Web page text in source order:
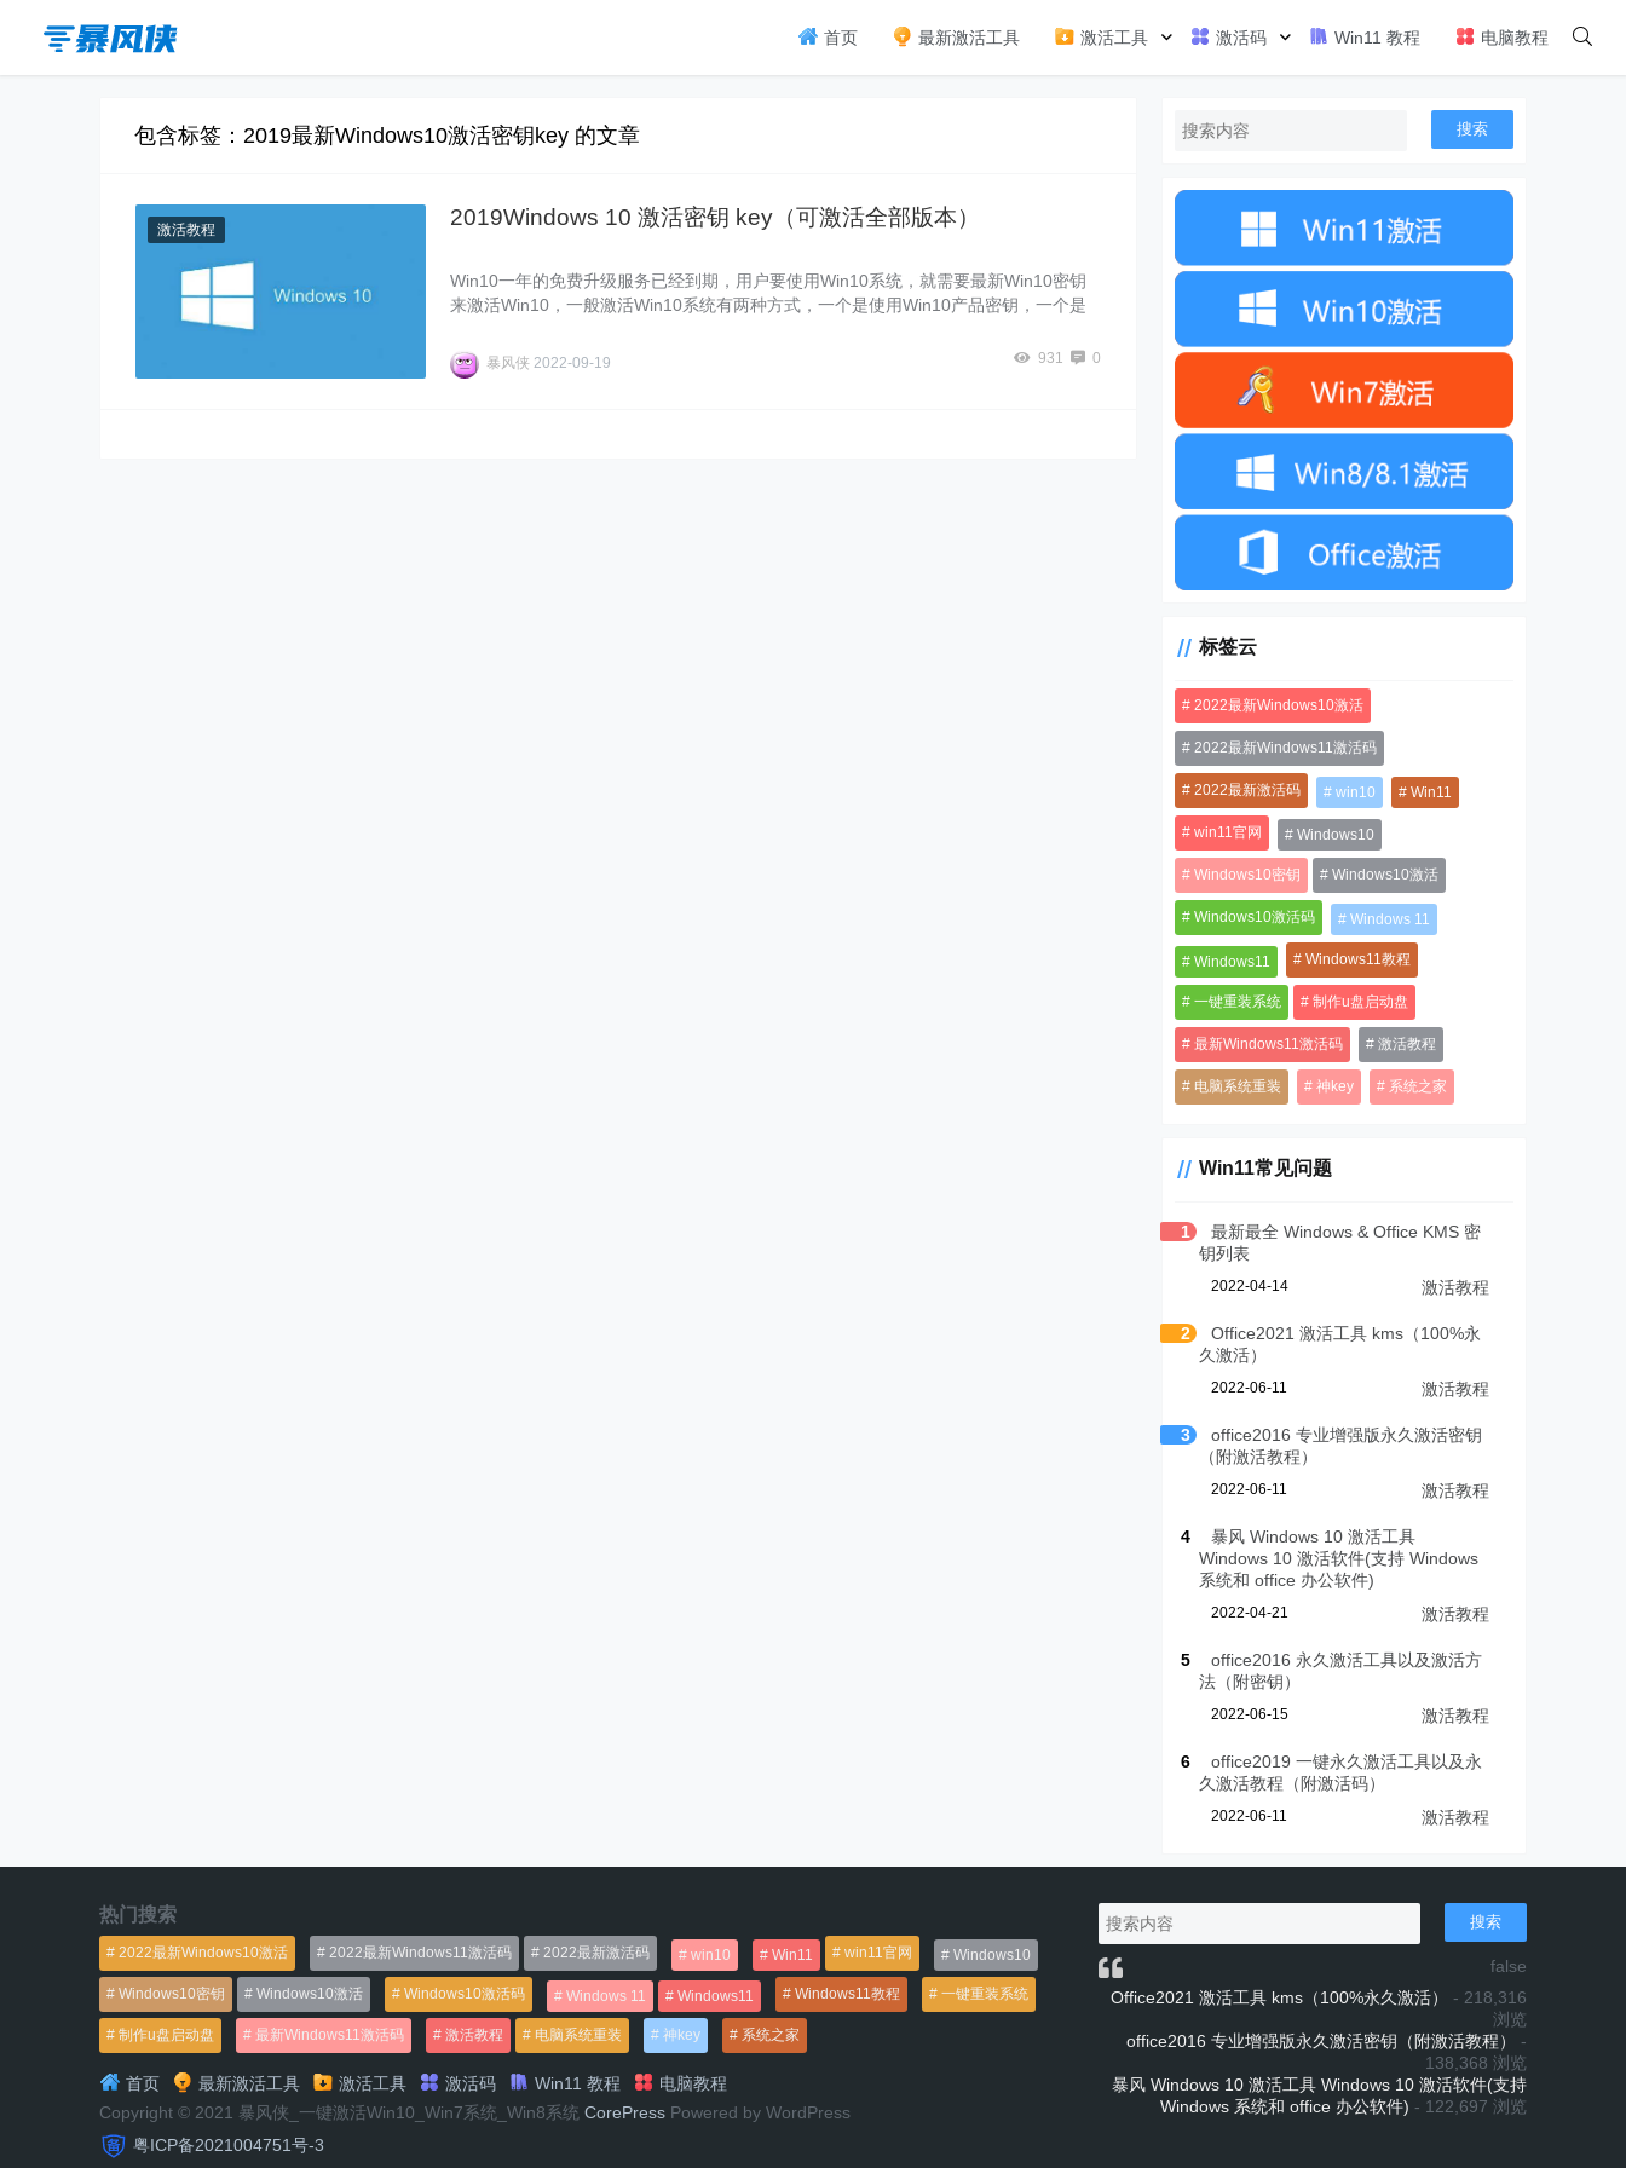
首页 最新激活工具 激活工具 激活码 Win11 教程 电脑教程
包含标签：2019最新Windows10激活密钥key 的文章
激活教程 2019Windows 10 激活密钥 key（可激活全部版本）
Win10一年的免费升级服务已经到期，用户要使用Win10系统，就需要最新Win10密钥
来激活Win10，一般激活Win10系统有两种方式，一个是使用Win10产品密钥，一个是
大家整理最新windows10序列号激活密匙。一起来看看吧！ 专业版：W269N-WFGWX-
YVC9B-4J6C9-T83GX企业版：NPPR9-FWDCX-D2C8J-H872K-2YT43家庭版：TX9X
暴风侠 2022-09-19 931 0
搜索
标签云
2022最新Windows10激活
2022最新Windows11激活码
2022最新激活码 win10 Win11
win11官网 Windows10
Windows10密钥 Windows10激活
Windows10激活码 Windows 11
Windows11 Windows11教程
一键重装系统 制作u盘启动盘
最新Windows11激活码 激活教程
电脑系统重装 神key 系统之家
Win11常见问题
1
最新最全 Windows & Office KMS 密
钥列表
2022-04-14 激活教程
2
Office2021 激活工具 kms（100%永
久激活）
2022-06-11 激活教程
3
office2016 专业增强版永久激活密钥
（附激活教程）
2022-06-11 激活教程
4
暴风 Windows 10 激活工具
Windows 10 激活软件(支持 Windows
系统和 office 办公软件)
2022-04-21 激活教程
5
office2016 永久激活工具以及激活方
法（附密钥）
2022-06-15 激活教程
6
office2019 一键永久激活工具以及永
久激活教程（附激活码）
2022-06-11 激活教程
热门搜索
2022最新Windows10激活 2022最新Windows11激活码 2022最新激活码 win10 Win11 win11官网 Windows10
Windows10密钥 Windows10激活 Windows10激活码 Windows 11 Windows11 Windows11教程 一键重装系统
制作u盘启动盘 最新Windows11激活码 激活教程 电脑系统重装 神key 系统之家
首页 最新激活工具 激活工具 激活码 Win11 教程
电脑教程
Copyright © 2021 暴风侠_一键激活Win10_Win7系统_Win8系统 CorePress Powered by WordPress
粤ICP备2021004751号-3
搜索
false
Office2021 激活工具 kms（100%永久激活）
- 218,316
浏览
office2016 专业增强版永久激活密钥（附激活教程）
-
138,368 浏览
暴风 Windows 10 激活工具 Windows 10 激活软件(支持
Windows 系统和 office 办公软件) - 122,697 浏览